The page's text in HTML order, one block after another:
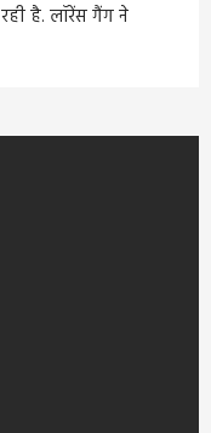
है. लॉरेंस गैंग ने